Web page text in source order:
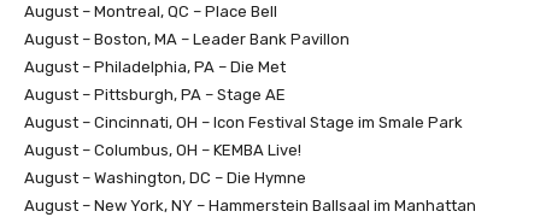
August – Montreal, QC – Place Bell
August – Boston, MA – Leader Bank Pavillon
August – Philadelphia, PA – Die Met
August – Pittsburgh, PA – Stage AE
August – Cincinnati, OH – Icon Festival Stage im Smale Park
August – Columbus, OH – KEMBA Live!
August – Washington, DC – Die Hymne
August – New York, NY – Hammerstein Ballsaal im Manhattan